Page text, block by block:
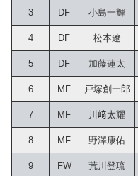
3 DF 小島一輝
4 DF 松本遼
5 DF 加藤蓮太
6 MF 戸塚創一郎
7 MF 川﨑太耀
8 MF 野澤康佑
9 FW 荒川登琉